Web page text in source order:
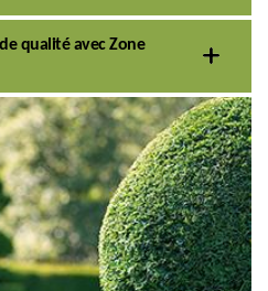
qualité avec Zone